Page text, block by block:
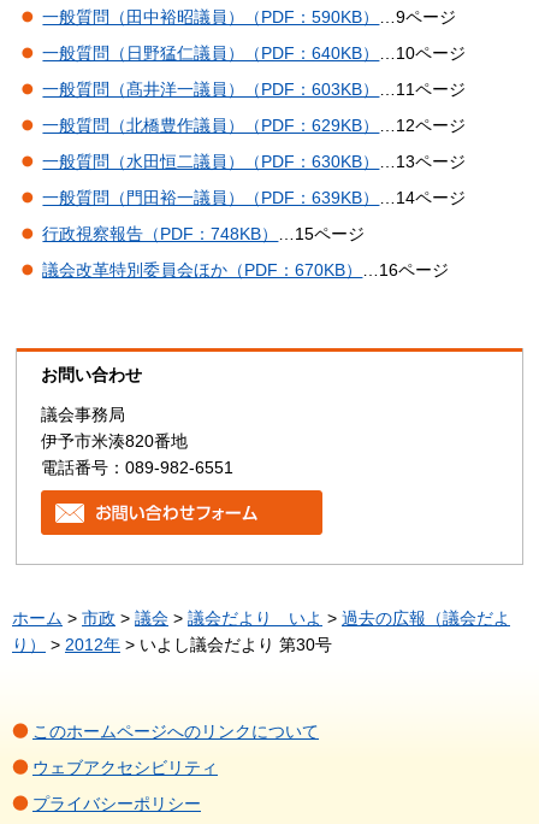
一般質問（田中裕昭議員）（PDF：590KB） …9ページ
一般質問（日野猛仁議員）（PDF：640KB） …10ページ
一般質問（髙井洋一議員）（PDF：603KB） …11ページ
一般質問（北橋豊作議員）（PDF：629KB） …12ページ
一般質問（水田恒二議員）（PDF：630KB） …13ページ
一般質問（門田裕一議員）（PDF：639KB） …14ページ
行政視察報告（PDF：748KB） …15ページ
議会改革特別委員会ほか（PDF：670KB） …16ページ
お問い合わせ
議会事務局
伊予市米湊820番地
電話番号：089-982-6551
ホーム > 市政 > 議会 > 議会だより いよ > 過去の広報（議会だよ
り）
> 2012年 > いよし議会だより 第30号
このホームページへのリンクについて
ウェブアクセシビリティ
プライバシーポリシー